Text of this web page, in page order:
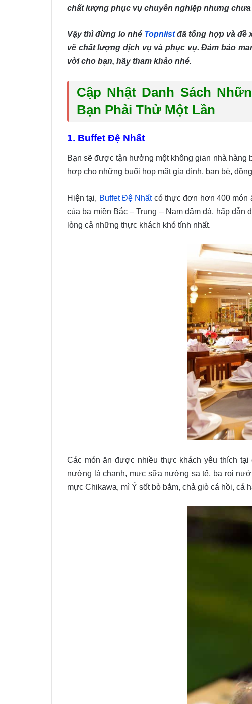
chất lượng phục vụ chuyên nghiệp nhưng
Vậy thì đừng lo nhé Topnlistđã tổng hợp và đề
về chất lượng dịch vụ và phục vụ. Đảm bảo
vời cho bạn, hãy tham khảo nhé.
Cập Nhật Danh Sách
Bạn Phải Thử Một Lần
1. Buffet Đệ Nhất
Bạn sẽ được tận hưởng một không gian nhà hàng
hợp cho những buổi họp mặt gia đình, bạn bè,
Hiện tại, Buffet Đệ Nhấtcó thực đơn hơn 400 món
của ba miền Bắc – Trung – Nam đậm đà, hấp
lòng cả những thực khách khó tính nhất.
Các món ăn được nhiều thực khách yêu thích
nướng lá chanh, mực sữa nướng sa tế, ba rọi
mực Chikawa, mì Ý sốt bò bằm, chả giò cá hồi, cá